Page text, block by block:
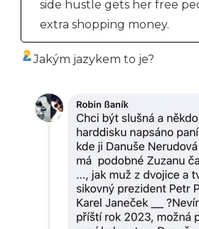
side hustle gets her free
extra shopping money.
Jakým jazykem to je?